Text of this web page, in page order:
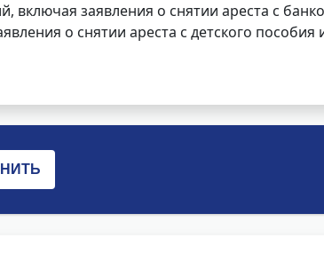
заявления о снятии ареста с
о снятии ареста с детского пособия